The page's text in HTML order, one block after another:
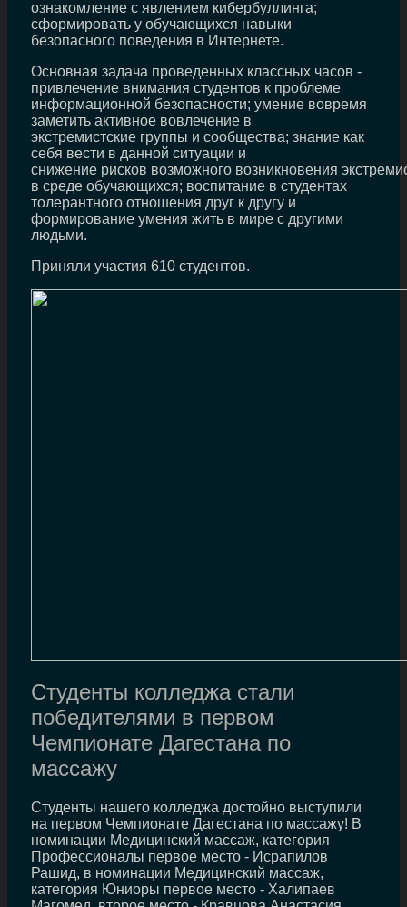
ознакомление с явлением кибербуллинга;
сформировать у обучающихся навыки
безопасного поведения в Интернете.
Основная задача проведенных классных часов -
привлечение внимания студентов к проблеме
информационной безопасности; умение вовремя
заметить активное вовлечение в
экстремистские группы и сообщества; знание как
себя вести в данной ситуации и
снижение рисков возможного возникновения
в среде обучающихся; воспитание в студентах
толерантного отношения друг к другу и
формирование умения жить в мире с другими
людьми.
Приняли участия 610 студентов.
Студенты колледжа стали
победителями в первом
Чемпионате Дагестана по
массажу
Студенты нашего колледжа достойно выступили
на первом Чемпионате Дагестана по массажу! В
номинации Медицинский массаж, категория
Профессионалы первое место - Исрапилов
Рашид, в номинации Медицинский массаж,
категория Юниоры первое место - Халипаев